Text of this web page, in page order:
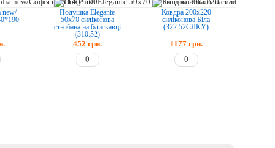
new/
Подушка Elegante
50х70 силіконова
стьобана на блискавці
(310.52)
452 грн.
Ковдра 200х220
силіконова Біла
(322.52СЛКУ)
1177 грн.